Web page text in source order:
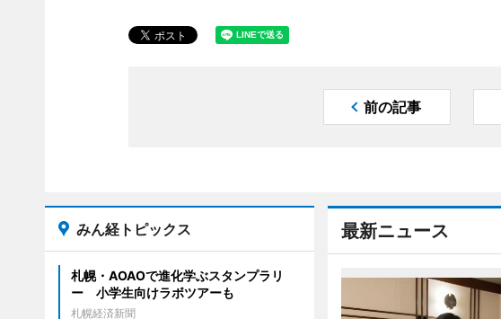
前の記事
最新ニュース
みん経トピックス
札幌・AOAOで進化学ぶスタンプラリ
ー 小学生向けラボツアーも
札幌経済新聞